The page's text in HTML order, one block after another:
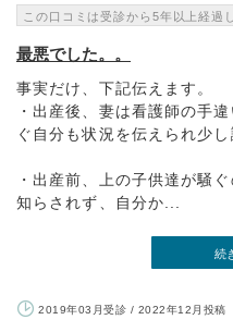
この口コミは受診から5年以上経過
最悪でした。。
事実だけ、下記伝えます。
・出産後、妻は看護師の手
ぐ自分も状況を伝えられ少し
・出産前、上の子供達が騒
知らされず、自分か...
続
2019年03月受診 / 2022年12月投稿